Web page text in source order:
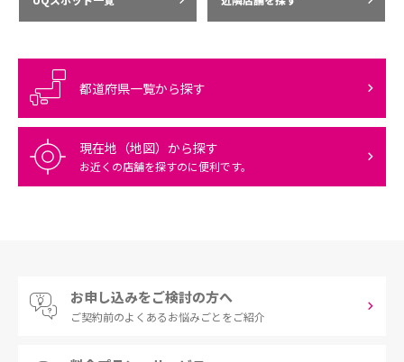
都道府県一覧から探す
現在地（地図）から探す
お近くの店舗を探すのに便利です。
お申し込みをご検討の方へ
ご契約前のよくあるお悩みごとをご紹介